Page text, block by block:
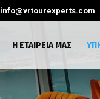
info@vrtourexperts.com
Η ΕΤΑΙΡΕΙΑ ΜΑΣ